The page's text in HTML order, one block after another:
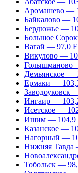
Аромашево —
Байкалово —
Бердюжье —
Большое
Вагай — 97,0
Викулово —
Голышманово
Демьянское —
Ермаки —
Заводоуковск
Ингаир —
Исетское —
Ишим — 104,9
Казанское —
Нагорный —
Нижняя Тавда
Тобольск —